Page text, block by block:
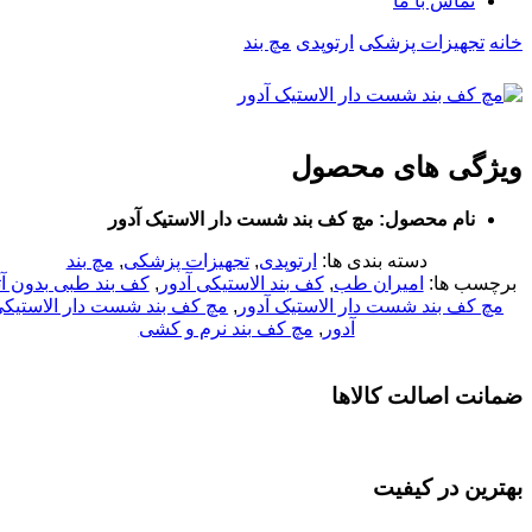
خانه تجهیزات پزشکی ارتوپدی مچ بند
ویژگی های محصول
نام محصول: مچ کف بند شست دار الاستیک آدور
دسته بندی ها: ارتوپدی,تجهیزات پزشکی, مچ بند
برچسب ها: امیران طب,کف بند الاستیکی آدور ,کف بند طبی بدون
مچ کف بند شست دار الاستیک آدور , مچ کف بند شست دار
آدور , مچ کف بند نرم و کشی
ضمانت اصالت کالاها
بهترین در کیفیت